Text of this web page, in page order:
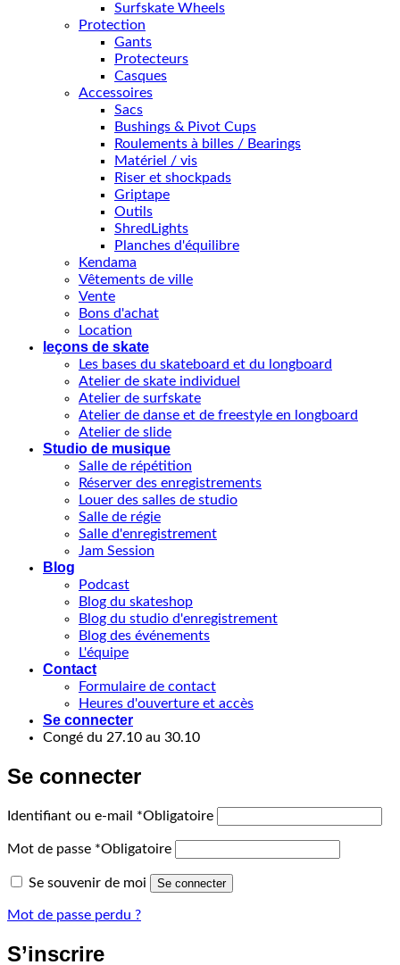
Surfskate Wheels
Protection
Gants
Protecteurs
Casques
Accessoires
Sacs
Bushings & Pivot Cups
Roulements à billes / Bearings
Matériel / vis
Riser et shockpads
Griptape
Outils
ShredLights
Planches d'équilibre
Kendama
Vêtements de ville
Vente
Bons d'achat
Location
leçons de skate
Les bases du skateboard et du longboard
Atelier de skate individuel
Atelier de surfskate
Atelier de danse et de freestyle en longboard
Atelier de slide
Studio de musique
Salle de répétition
Réserver des enregistrements
Louer des salles de studio
Salle de régie
Salle d'enregistrement
Jam Session
Blog
Podcast
Blog du skateshop
Blog du studio d'enregistrement
Blog des événements
L'équipe
Contact
Formulaire de contact
Heures d'ouverture et accès
Se connecter
Congé du 27.10 au 30.10
Se connecter
Identifiant ou e-mail *Obligatoire
Mot de passe *Obligatoire
Se souvenir de moi Se connecter
Mot de passe perdu ?
S’inscrire